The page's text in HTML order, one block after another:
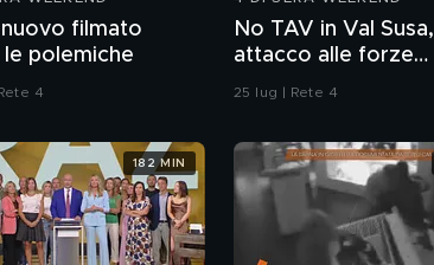
nuovo filmato
le polemiche
4
No TAV in Val Susa,
attacco alle forze
dell'ordine
25 lug | Rete 4
182 MIN